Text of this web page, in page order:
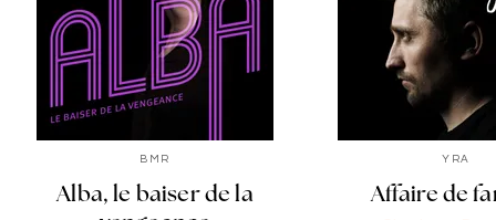
BMR
Alba, le baiser de la
YRA
Affaire de